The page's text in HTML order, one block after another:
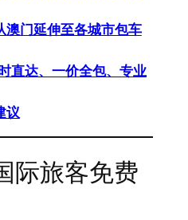
澳门延伸至各城市包车
直达、一价全包、专业
议
际旅客免费